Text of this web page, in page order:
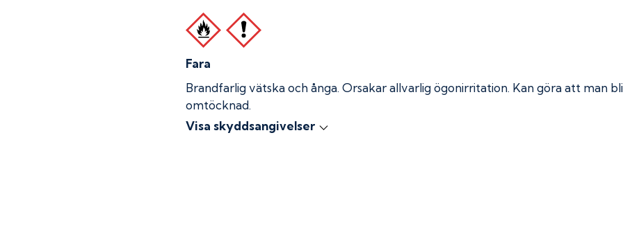
Fara
Brandfarlig vätska och ånga. Orsakar allvarlig ögonirritation. Kan göra att man
omtöcknad.
Visa skyddsangivelser